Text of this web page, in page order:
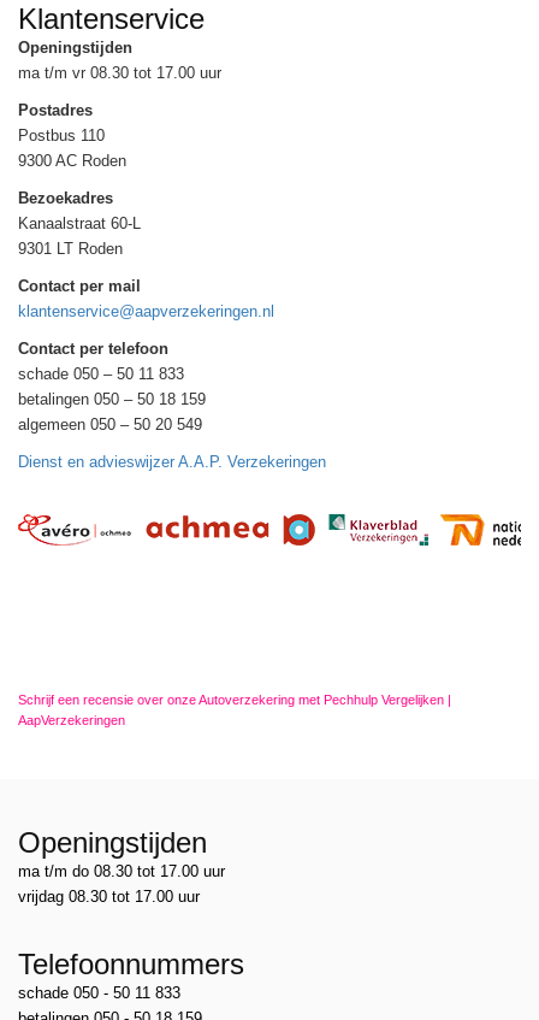
Klantenservice
Openingstijden
ma t/m vr 08.30 tot 17.00 uur
Postadres
Postbus 110
9300 AC Roden
Bezoekadres
Kanaalstraat 60-L
9301 LT Roden
Contact per mail
klantenservice@aapverzekeringen.nl
Contact per telefoon
schade 050 – 50 11 833
betalingen 050 – 50 18 159
algemeen 050 – 50 20 549
Dienst en advieswijzer A.A.P. Verzekeringen
Schrijf een recensie over onze Autoverzekering met Pechhulp Vergelijken |
AapVerzekeringen
Openingstijden
ma t/m do 08.30 tot 17.00 uur
vrijdag 08.30 tot 17.00 uur
Telefoonnummers
schade 050 - 50 11 833